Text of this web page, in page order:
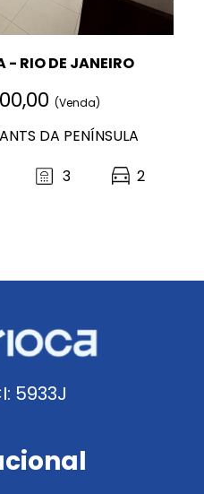
- RIO DE JANEIRO
(Venda)
DA PENÍNSULA
3 2
5933J